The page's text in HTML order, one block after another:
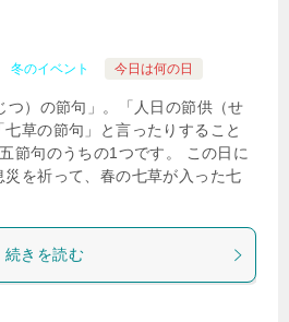
冬のイベント 今日は何の日
つ）の節句」。「人日の節供（せ
草の節句」と言ったりすること
節句のうちの1つです。 この日に
を祈って、春の七草が入った七
続きを読む